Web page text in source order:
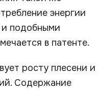
энергии
и подобными
в патенте.
росту плесени и
Содержание